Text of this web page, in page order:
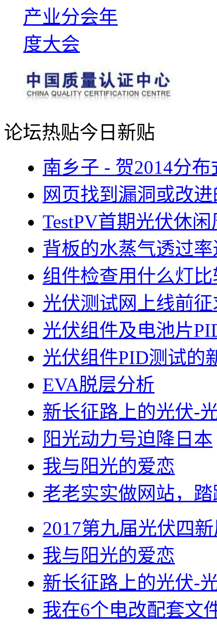
论坛热贴今日新贴
南乡子 - 贺2014分
网页找到漏洞或改
TestPV首期光伏休
背板的水蒸气透过
组件检查用什么灯
光伏测试网上线前
光伏组件及电池片
光伏组件PID测试的
EVA脱层分析
新长征路上的光伏-
阳光动力号迫降日本
我与阳光的爱恋
老老实实做网站，
2017第九届光伏四
我与阳光的爱恋
新长征路上的光伏-
我在6个电改配套文